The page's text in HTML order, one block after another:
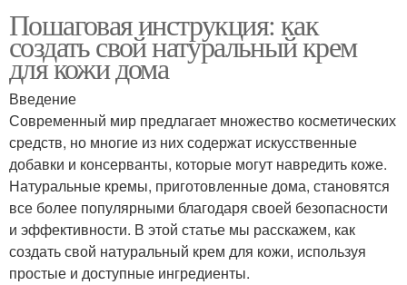
Пошаговая инструкция: как
создать свой натуральный крем
для кожи дома
Введение
Современный мир предлагает множество косметических
средств, но многие из них содержат искусственные
добавки и консерванты, которые могут навредить коже.
Натуральные кремы, приготовленные дома, становятся
все более популярными благодаря своей безопасности
и эффективности. В этой статье мы расскажем, как
создать свой натуральный крем для кожи, используя
простые и доступные ингредиенты.